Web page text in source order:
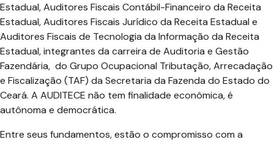
Estadual, Auditores Fiscais Contábil-Financeiro da Receita
Estadual, Auditores Fiscais Jurídico da Receita Estadual e
Auditores Fiscais de Tecnologia da Informação da Receita
Estadual, integrantes da carreira de Auditoria e Gestão
Fazendária, do Grupo Ocupacional Tributação, Arrecadação
e Fiscalização (TAF) da Secretaria da Fazenda do Estado do
Ceará. A AUDITECE não tem finalidade econômica, é
autônoma e democrática.
Entre seus fundamentos, estão o compromisso com a